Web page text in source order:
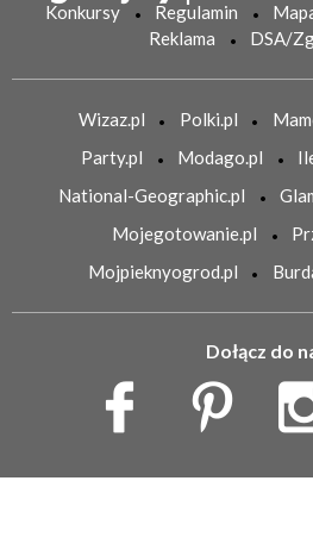
Konkursy
Regulamin
Reklama
DSA/
Wizaz.pl Polki.pl
Party.pl
Modago.pl
National-Geographic.pl
Mojegotowanie.pl
Mojpieknyogrod.pl
Dołącz do